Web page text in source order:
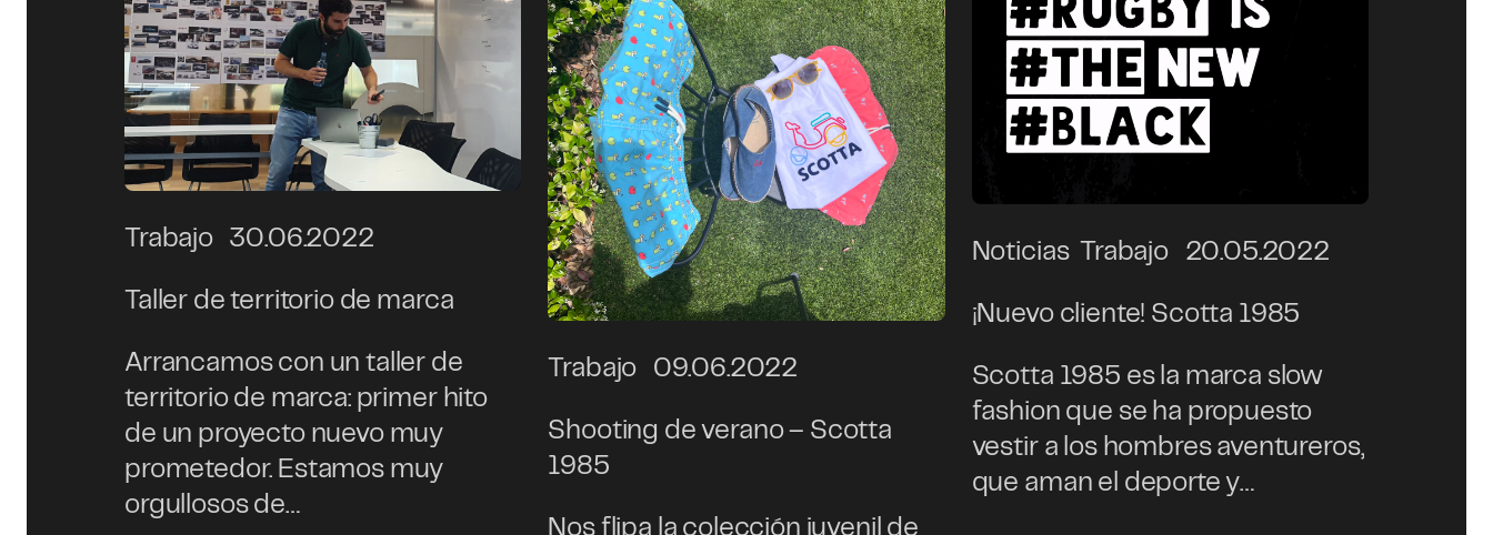
Trabajo 30.06.2022
Taller de territorio de marca
Arrancamos con un taller de
territorio de marca: primer hito
de un proyecto nuevo muy
prometedor. Estamos muy
orgullosos de…
Trabajo 09.06.2022
Shooting de verano – Scotta
1985
Nos flipa la colección juvenil de
Noticias Trabajo 20.05.2022
¡Nuevo cliente! Scotta 1985
Scotta 1985 es la marca slow
fashion que se ha propuesto
vestir a los hombres aventureros,
que aman el deporte y…